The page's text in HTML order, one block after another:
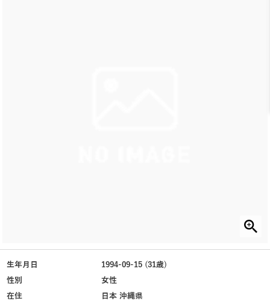
生年月日
1994-09-15 (31歳)
性別
女性
在住
日本 沖縄県